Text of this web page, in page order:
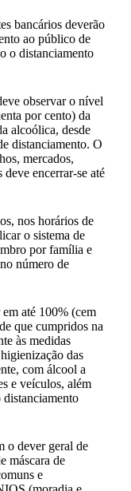
bancários deverão
ao público de
o distanciamento
observar o nível
por cento) da
alcoólica, desde
distanciamento. O
mercados,
deve encerrar-se até
nos horários de
o sistema de
por família e
número de
até 100% (cem
que cumpridos na
às medidas
das
com álcool a
e veículos, além
distanciamento
o dever geral de
máscara de
e